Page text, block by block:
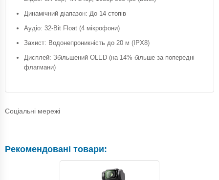
Динамічний діапазон: До 14 стопів
Аудіо: 32-Bit Float (4 мікрофони)
Захист: Водонепроникність до 20 м (IPX8)
Дисплей: Збільшений OLED (на 14% більше за попередні
флагмани)
Соціальні мережі
Рекомендовані товари: